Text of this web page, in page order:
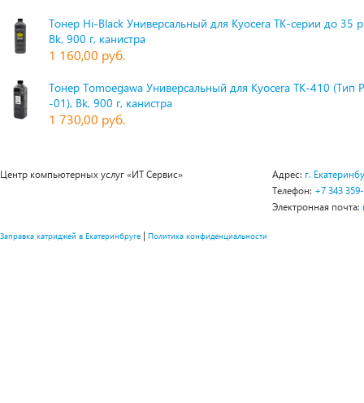
Тонер Hi-Black Универсальный для Kyocera TK-серии до 35
Bk, 900 г, канистра
1 160,00 руб.
Тонер Tomoegawa Универсальный для Kyocera TK-410 (Тип
-01), Bk, 900 г, канистра
1 730,00 руб.
Центр компьютерных услуг «ИТ Сервис» Адрес: г.
Телефон: +7 343
Электронная почта:
Заправка катриджей в Екатеринбруге | Политика конфиденциальности